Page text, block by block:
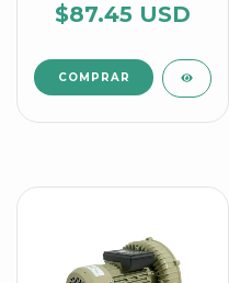
$87.45 USD